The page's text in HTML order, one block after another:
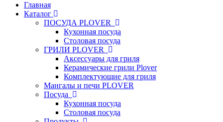
Главная
Каталог
ПОСУДА PLOVER
Кухонная посуда
Столовая посуда
ГРИЛИ PLOVER
Аксессуары для гриля
Керамические грили Plover
Комплектующие для гриля
Мангалы и печи PLOVER
Посуда
Кухонная посуда
Столовая посуда